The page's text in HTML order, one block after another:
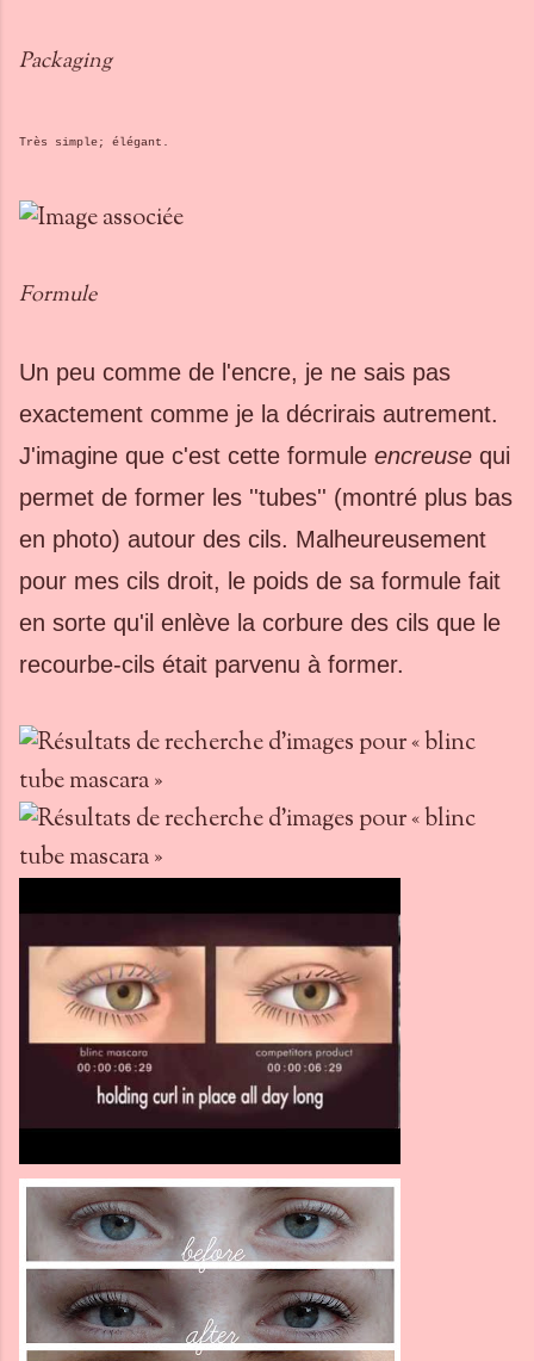
Packaging
Très simple; élégant.
Formule
Un peu comme de l'encre, je ne sais pas
exactement comme je la décrirais autrement.
J'imagine que c'est cette formule encreuse qui
permet de former les ''tubes'' (montré plus bas
en photo) autour des cils. Malheureusement
pour mes cils droit, le poids de sa formule fait
en sorte qu'il enlève la corbure des cils que le
recourbe-cils était parvenu à former.